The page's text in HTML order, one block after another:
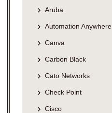
Aruba
Automation Anywhere
Canva
Carbon Black
Cato Networks
Check Point
Cisco